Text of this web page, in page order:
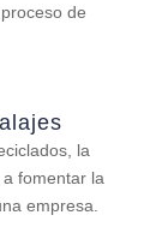
de
la
fomentar la
empresa.